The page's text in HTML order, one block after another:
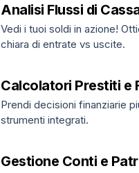
Analisi Flussi di
Vedi i tuoi soldi in azione!
chiara di entrate vs uscite.
Calcolatori Prestiti e
Prendi decisioni finanziarie
strumenti integrati.
Gestione Conti e